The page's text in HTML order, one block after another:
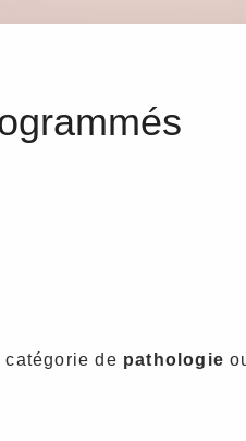
catégorie de pathologie